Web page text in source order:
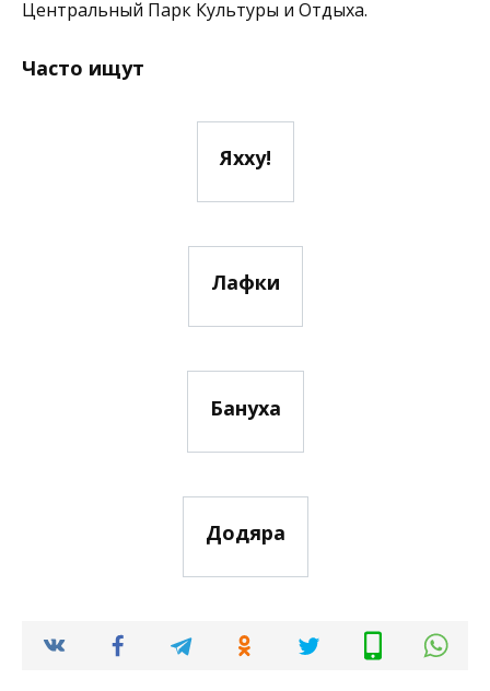
Центральный Парк Культуры и Отдыха.
Часто ищут
Яхху!
Лафки
Бануха
Додяра